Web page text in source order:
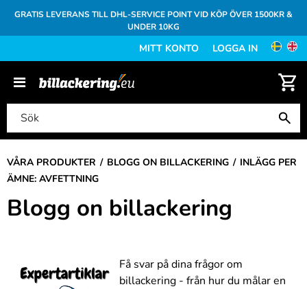
GRATIS LEVERANS TILL DHL-SERVICE POINT VID KÖP ÖVER 1500KR &
UNDER 10KG
MITT KONTO LOGGA IN
VÅRA PRODUKTER BLOGG ON BILLACKERING
INLÄGG PER
ÄMNE: AVFETTNING
Blogg on billackering
Få svar på dina frågor om
billackering - från hur du målar en